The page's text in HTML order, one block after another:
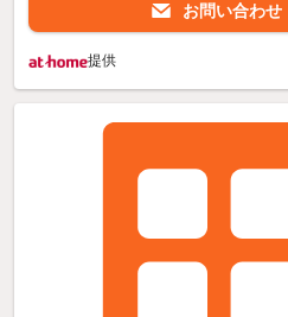
お問い合わせ
提供